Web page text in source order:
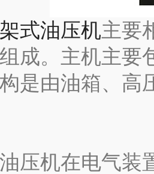
式油压机主要
成。主机主要
是由油箱、高
压机在电气装